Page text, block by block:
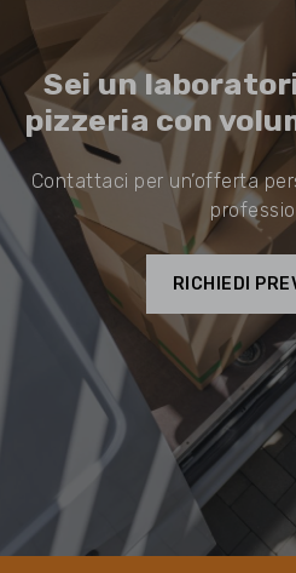
Sei un
pizzeria con
Contattaci per un’offerta
RICHIEDI